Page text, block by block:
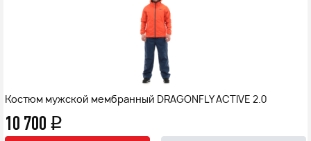
Костюм мужской мембранный DRAGONFLY ACTIVE 2.0
10 700 q